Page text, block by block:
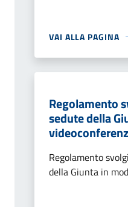
VAI ALLA PAGINA
Regolamento
sedute della
Regolamento
della Giunta in